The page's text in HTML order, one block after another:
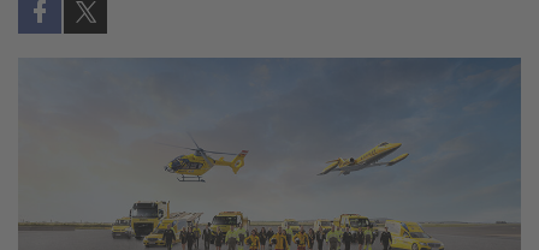
Auf Facebook teilen (öffnet in neuem Fenster)
Auf X teilen (öffnet in neuem Fenster)